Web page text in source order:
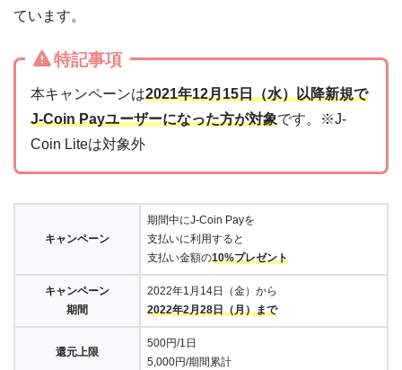
ています。
特記事項
本キャンペーンは2021年12月15日（水）以降新規で
J-Coin Payユーザーになった方が対象です。※J-
Coin Liteは対象外
キャンペーン
期間中にJ-Coin Payを
支払いに利用すると
支払い金額の10%プレゼント
キャンペーン
期間
2022年1月14日（金）から
2022年2月28日（月）まで
還元上限
500円/1日
5,000円/期間累計